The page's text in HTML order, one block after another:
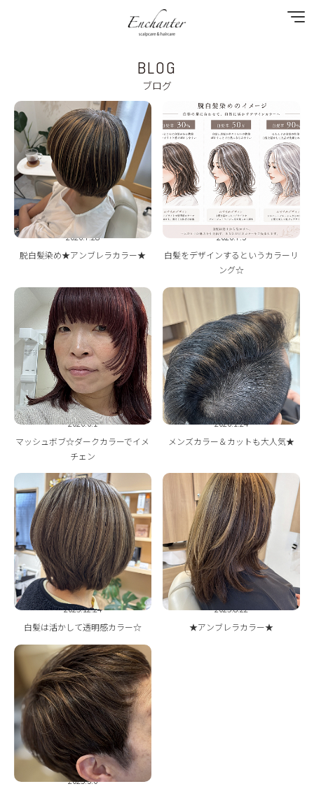
SPECIAL MENU
MENU
SHOP&STAFF
COUPON
GALLERY
BLOG
BLOG
ブログ
2026.7.28
脱白髪染め★アンブレラカラー★
2026.7.3
白髪をデザインするというカラーリ
ング☆
2026.6.1
マッシュボブ☆ダークカラーでイメ
チェン
2026.1.24
メンズカラー＆カットも大人気★
2025.12.24
白髪は活かして透明感カラー☆
2025.8.22
★アンブレラカラー★
2025.3.6